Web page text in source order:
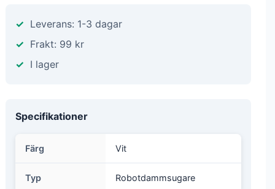
Leverans: 1-3 dagar
Frakt: 99 kr
I lager
Specifikationer
Färg Vit
Typ Robotdammsugare